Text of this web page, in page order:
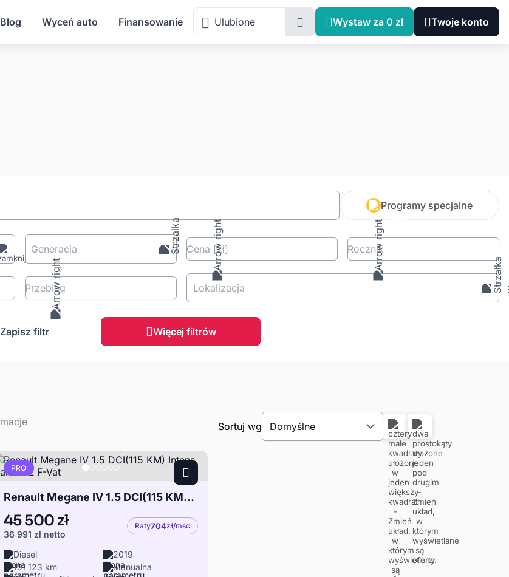
Blog Wyceń auto Finansowanie Ulubione Wystaw za 0 zł Twoje konto
Programy specjalne
Generacja Cena [zł] Rocznik
Przebieg Lokalizacja
Zapisz filtr Więcej filtrów
Sortuj wg Domyślne
PRO
Renault Megane IV 1.5 DCI(115 KM) Intens Salon PL F-Vat
45 500 zł
36 991 zł netto
Raty704zł/msc
Diesel
2019
151 123 km
Manualna